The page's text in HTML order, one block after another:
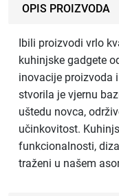
OPIS PROIZVODA
Ibili proizvodi vrlo
kuhinjske gadgete
inovacije proizvoda
stvorila je vjernu
uštedu novca,
učinkovitost.
funkcionalnosti,
traženi u našem